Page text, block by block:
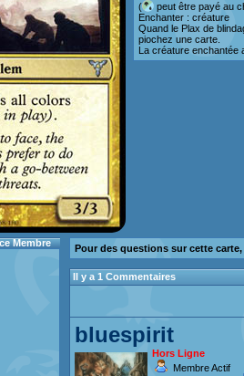
(
peut être payé au
Enchanter : créature
Quand le Plax de
piochez une carte.
La créature enchantée
Membre Pour des questions sur cette
Il y a 1 Commentaires
bluespirit
Hors Ligne
Membre Actif